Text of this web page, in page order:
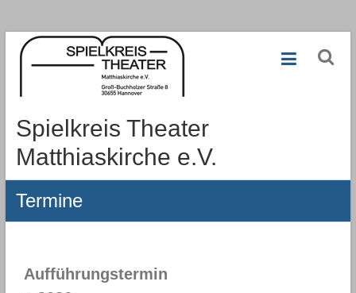
Zum
Inhalt
Spielkreis Theater
Matthiaskirche e.V.
Termine
Aufführungstermin